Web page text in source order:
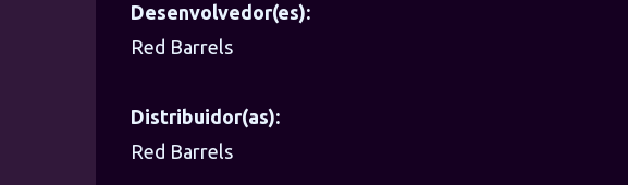
Desenvolvedor(es):
Red Barrels
Distribuidor(as):
Red Barrels